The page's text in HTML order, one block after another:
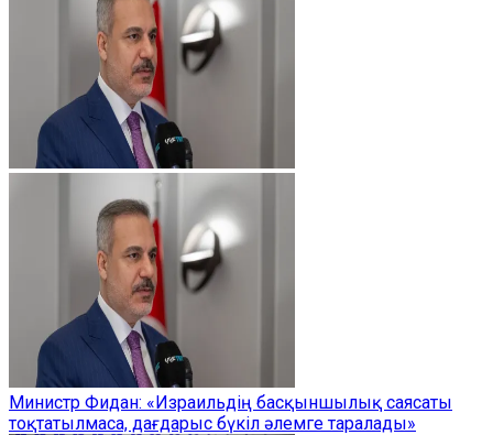
Министр Фидан: «Израильдің басқыншылық саясаты
тоқтатылмаса, дағдарыс бүкіл әлемге таралады»